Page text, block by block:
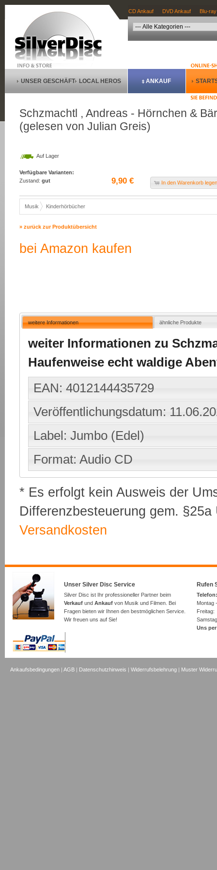
CD Ankauf DVD Ankauf Blu-
UNSER GESCHÄFT LOCAL HEROS ANKAUF
Schzmachtl , Andreas - Hörnchen &
(gelesen von Julian Greis)
Auf Lager
Verfügbare Varianten:
Zustand: gut 9,90 € In den Warenkorb
Musik Kinderhörbücher
» zurück zur Produktübersicht
bei Amazon kaufen
weitere Informationen ähnliche Produkte
weiter Informationen zu
Haufenweise echt waldige
EAN: 4012144435729
Veröffentlichungsdatum:
Label: Jumbo (Edel)
Format: Audio CD
* Es erfolgt kein Ausweis der
Differenzbesteuerung gem.
Versandkosten
Unser Silver Disc Service
Silver Disc ist Ihr professioneller Partner beim
Verkauf und Ankauf von Musik und Filmen. Bei
Fragen bieten wir Ihnen den bestmöglichen Service.
Wir freuen uns auf Sie!
Rufen
Montag
Uns
Ankaufsbedingungen |AGB | Datenschutzhinweis |Widerrufsbelehrung | Muster